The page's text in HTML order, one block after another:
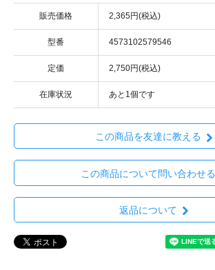
販売価格 2,365円(税込)
型番 4573102579546
定価 2,750円(税込)
在庫状況 あと1個です
この商品を友達に教える
この商品について問い合わせる
返品について